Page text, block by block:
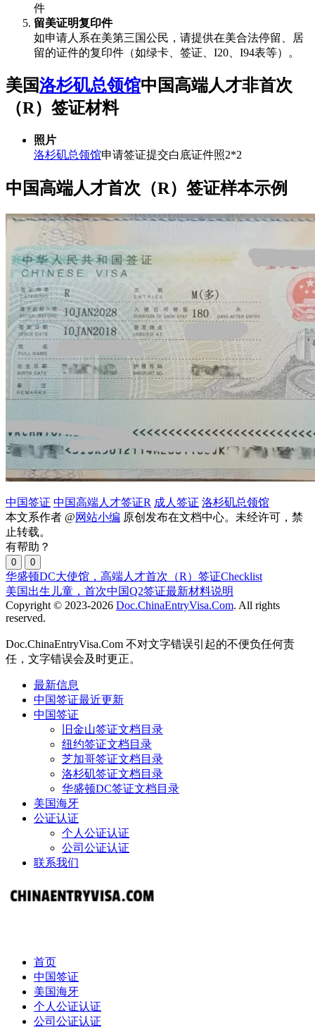
件
留美证明复印件
如申请人系在美第三国公民，请提供在美合法停留、居
留的证件的复印件（如绿卡、签证、I20、I94表等）。
美国洛杉矶总领馆中国高端人才非首次
（R）签证材料
照片
洛杉矶总领馆申请签证提交白底证件照2*2
中国高端人才首次（R）签证样本示例
中国签证 中国高端人才签证R 成人签证 洛杉矶总领馆
本文系作者 @网站小编 原创发布在文档中心。未经许可，禁
止转载。
有帮助？
0 0
华盛顿DC大使馆，高端人才首次（R）签证Checklist
美国出生儿童，首次中国Q2签证最新材料说明
Copyright © 2023-2026 Doc.ChinaEntryVisa.Com. All rights
reserved.
Doc.ChinaEntryVisa.Com 不对文字错误引起的不便负任何责
任，文字错误会及时更正。
最新信息
中国签证最近更新
中国签证
旧金山签证文档目录
纽约签证文档目录
芝加哥签证文档目录
洛杉矶签证文档目录
华盛顿DC签证文档目录
美国海牙
公证认证
个人公证认证
公司公证认证
联系我们
首页
中国签证
美国海牙
个人公证认证
公司公证认证